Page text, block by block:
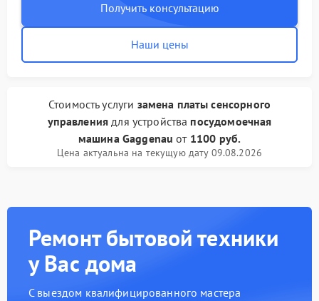
Получить консультацию
Наши цены
Стоимость услуги замена платы сенсорного
управления для устройства посудомоечная
машина Gaggenau от 1100 руб.
Цена актуальна на текущую дату 09.08.2026
Ремонт бытовой техники
у Вас дома
С выездом квалифицированного мастера